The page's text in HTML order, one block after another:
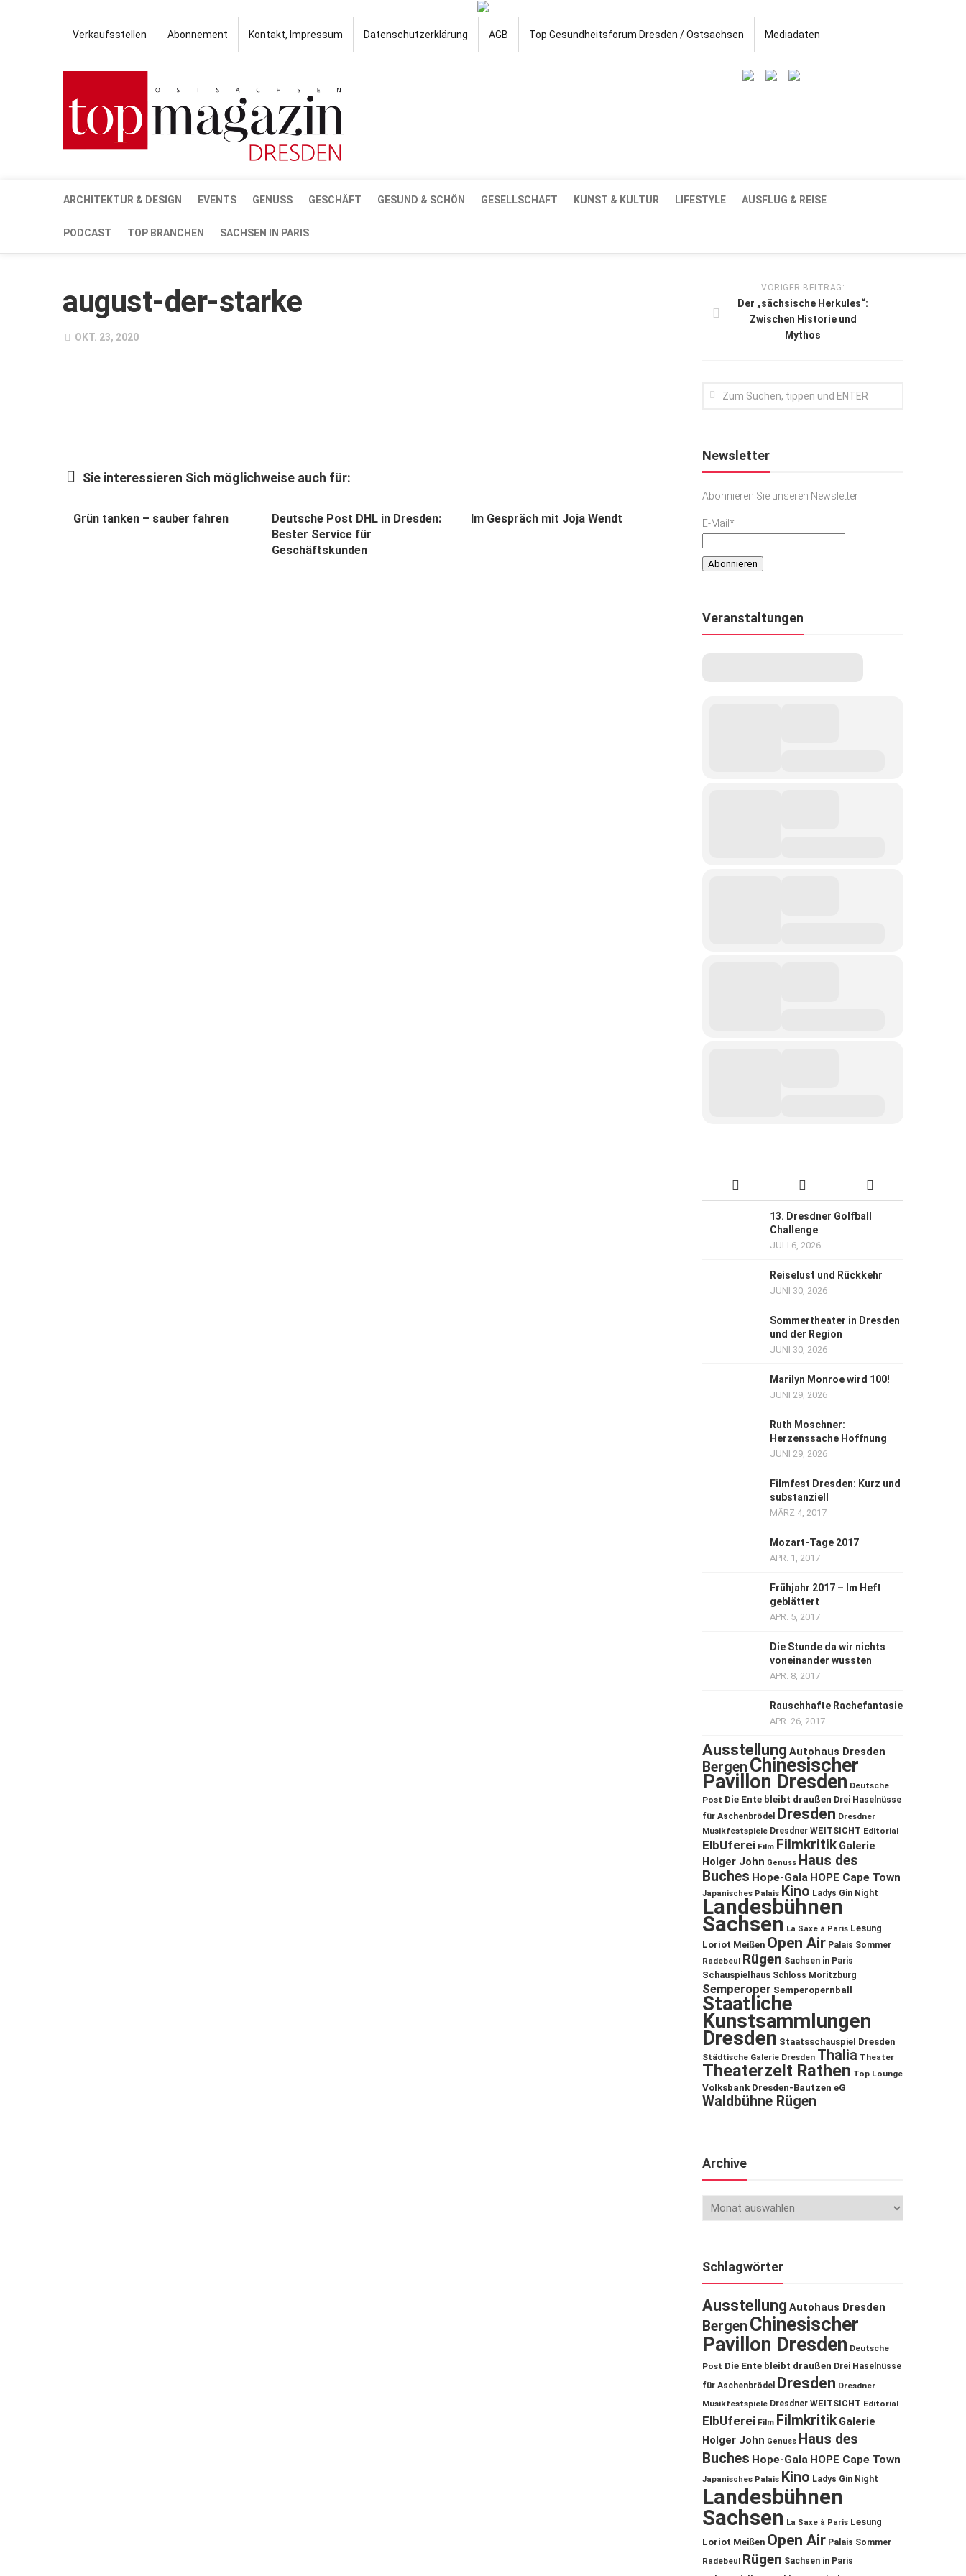
Verkaufsstellen Abonnement Kontakt, Impressum Datenschutzerklärung AGB Top Gesundheitsforum Dresden / Ostsachsen Mediadaten
ARCHITEKTUR & DESIGN EVENTS GENUSS GESCHÄFT GESUND & SCHÖN GESELLSCHAFT KUNST & KULTUR LIFESTYLE AUSFLUG & REISE
PODCAST TOP BRANCHEN SACHSEN IN PARIS
august-der-starke
OKT. 23, 2020
Sie interessieren Sich möglichweise auch für:
Grün tanken – sauber fahren
Deutsche Post DHL in Dresden:
Bester Service für
Geschäftskunden
Im Gespräch mit Joja Wendt
VORIGER BEITRAG:
Der „sächsische Herkules“:
Zwischen Historie und
Mythos
Newsletter
Abonnieren Sie unseren Newsletter
E-Mail*
Veranstaltungen
13. Dresdner Golfball
Challenge
JULI 6, 2026
Reiselust und Rückkehr
JUNI 30, 2026
Sommertheater in Dresden
und der Region
JUNI 30, 2026
Marilyn Monroe wird 100!
JUNI 29, 2026
Ruth Moschner:
Herzenssache Hoffnung
JUNI 29, 2026
Filmfest Dresden: Kurz und
substanziell
MÄRZ 4, 2017
Mozart-Tage 2017
APR. 1, 2017
Frühjahr 2017 – Im Heft
geblättert
APR. 5, 2017
Die Stunde da wir nichts
voneinander wussten
APR. 8, 2017
Rauschhafte Rachefantasie
APR. 26, 2017
Ausstellung Autohaus Dresden
Bergen Chinesischer
Pavillon Dresden Deutsche
Post Die Ente bleibt draußen Drei Haselnüsse
für Aschenbrödel
Dresden Dresdner
Musikfestspiele Dresdner WEITSICHT Editorial
ElbUferei Film Filmkritik Galerie
Holger John Genuss Haus des
Buches Hope-Gala HOPE Cape Town
Japanisches Palais Kino Ladys Gin Night
Landesbühnen
Sachsen La Saxe à Paris Lesung
Loriot Meißen Open Air Palais Sommer
Radebeul Rügen Sachsen in Paris
Schauspielhaus Schloss Moritzburg
Semperoper Semperopernball
Staatliche
Kunstsammlungen
Dresden Staatsschauspiel Dresden
Städtische Galerie Dresden Thalia Theater
Theaterzelt Rathen Top Lounge
Volksbank Dresden-Bautzen eG
Waldbühne Rügen
Archive
Schlagwörter
Ausstellung Autohaus Dresden
Bergen Chinesischer
Pavillon Dresden Deutsche
Post Die Ente bleibt draußen Drei Haselnüsse
für Aschenbrödel
Dresden Dresdner
Musikfestspiele Dresdner WEITSICHT Editorial
ElbUferei Film Filmkritik Galerie
Holger John Genuss Haus des
Buches Hope-Gala HOPE Cape Town
Japanisches Palais Kino Ladys Gin Night
Landesbühnen
Sachsen La Saxe à Paris Lesung
Loriot Meißen Open Air Palais Sommer
Radebeul Rügen Sachsen in Paris